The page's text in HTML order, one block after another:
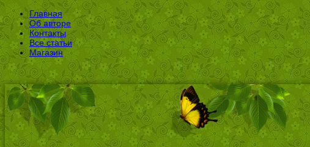
Главная
Об авторе
Контакты
Все статьи
Магазин